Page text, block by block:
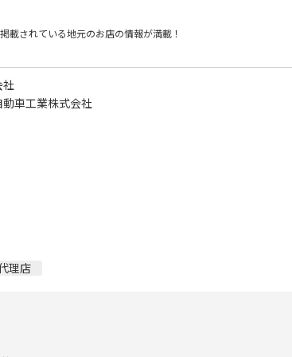
載されている地元のお店の情報が満載！
社
車工業株式会社
理店